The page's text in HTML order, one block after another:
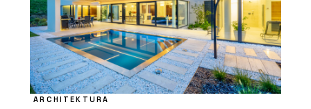
ARCHITEKTURA